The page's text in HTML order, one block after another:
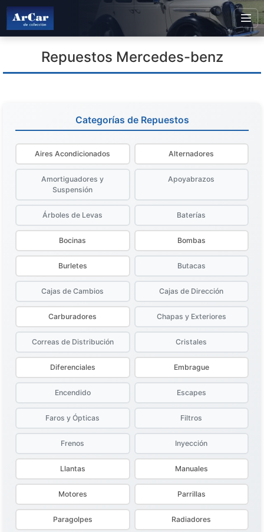
Repuestos Mercedes-benz
Categorías de Repuestos
Aires Acondicionados Alternadores
Amortiguadores y
Suspensión
Apoyabrazos
Árboles de Levas Baterías
Bocinas Bombas
Burletes Butacas
Cajas de Cambios Cajas de Dirección
Carburadores Chapas y Exteriores
Correas de Distribución Cristales
Diferenciales Embrague
Encendido Escapes
Faros y Ópticas Filtros
Frenos Inyección
Llantas Manuales
Motores Parrillas
Paragolpes Radiadores